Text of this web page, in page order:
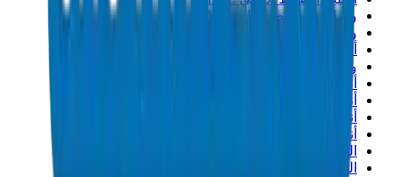
وصلات الضغط العالي PVC
وصلات PVC جدول 40
وصلات مجاري PVC
أنابيب القنوات PVC
أنابيب PP-R
أنابيب HDPE
أنابيب PEX
التصنيعات والإكسسوارات
المذيبات